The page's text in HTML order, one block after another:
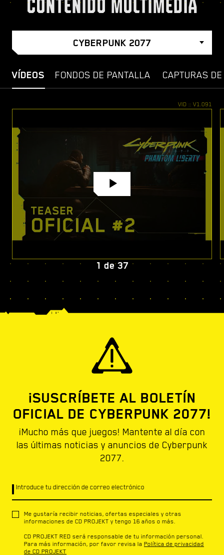
CONTENIDO MULTIMEDIA
CYBERPUNK 2077
VÍDEOS FONDOS DE PANTALLA CAPTURAS
1 de37
¡SUSCRÍBETE AL BOLETÍN
OFICIAL DE CYBERPUNK 2077!
¡Mucho más que juegos! Mantente al día con
las últimas noticias y anuncios de Cyberpunk
2077.
Introduce tu dirección de correo electrónico
Me gustaría recibir noticias, ofertas especiales y otras
informaciones de CD PROJEKT y tengo 16 años o más.
CD PROJEKT RED será responsable de tu información personal.
Para más información, por favor revisa la Política de privacidad
de CD PROJEKT